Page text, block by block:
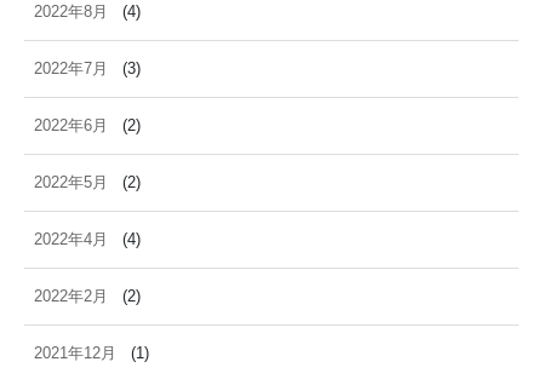
2022年8月 (4)
2022年7月 (3)
2022年6月 (2)
2022年5月 (2)
2022年4月 (4)
2022年2月 (2)
2021年12月 (1)